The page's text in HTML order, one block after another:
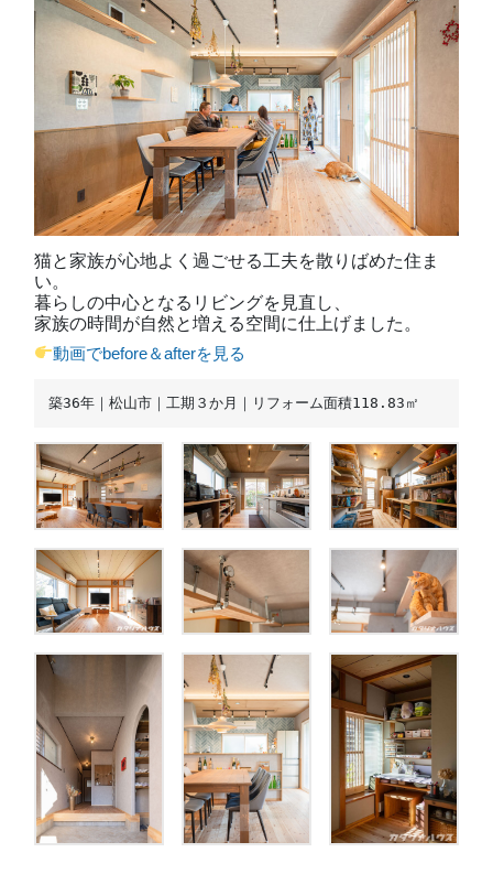
猫と家族が心地よく過ごせる工夫を散りばめた住ま
い。
暮らしの中心となるリビングを見直し、
家族の時間が自然と増える空間に仕上げました。
動画でbefore＆afterを見る
築36年｜松山市｜工期３か月｜リフォーム面積118.83㎡